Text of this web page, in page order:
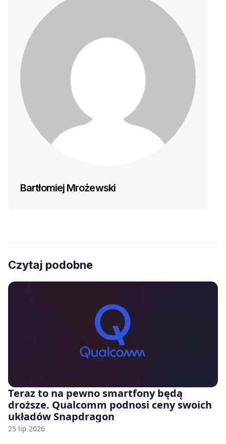
Bartłomiej Mrożewski
Czytaj podobne
Teraz to na pewno smartfony będą
droższe. Qualcomm podnosi ceny swoich
układów Snapdragon
25 lip 2026